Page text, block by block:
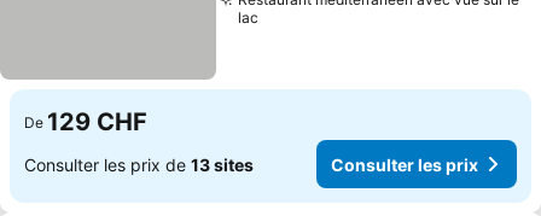
lac
De 129 CHF
Consulter les prix de 13 sites Consulter les prix